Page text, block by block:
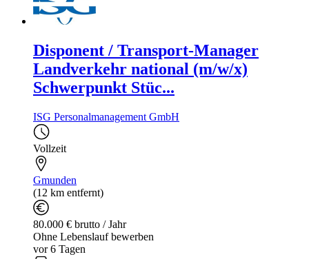
Disponent / Transport-Manager
Landverkehr national (m/w/x)
Schwerpunkt Stüc...
ISG Personalmanagement GmbH
Vollzeit
Gmunden
(12 km entfernt)
80.000 € brutto / Jahr
Ohne Lebenslauf bewerben
vor 6 Tagen